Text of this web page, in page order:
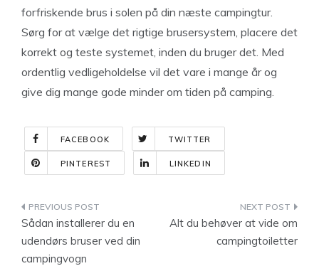
forfriskende brus i solen på din næste campingtur.
Sørg for at vælge det rigtige brusersystem, placere det
korrekt og teste systemet, inden du bruger det. Med
ordentlig vedligeholdelse vil det vare i mange år og
give dig mange gode minder om tiden på camping.
FACEBOOK TWITTER
PINTEREST LINKEDIN
Indlægsnavigation
Sådan installerer du en
udendørs bruser ved din
campingvogn
Alt du behøver at vide om
campingtoiletter